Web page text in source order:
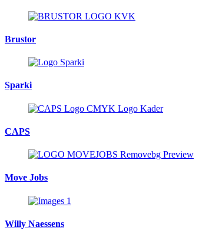
Brustor
Sparki
CAPS
Move Jobs
Willy Naessens